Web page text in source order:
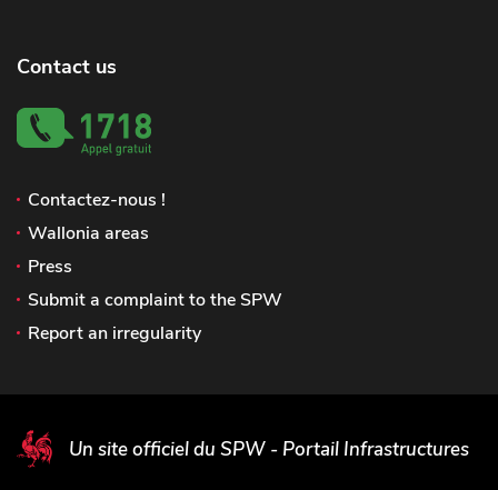
Contact us
Contactez-nous !
Wallonia areas
Press
Submit a complaint to the SPW
Report an irregularity
Un site officiel du SPW - Portail Infrastructures